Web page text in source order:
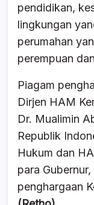
pendidikan,
lingkungan
perumahan
perempuan
Piagam
Dirjen HAM
Dr. Mualimin
Republik
Hukum dan
para
penghargaan